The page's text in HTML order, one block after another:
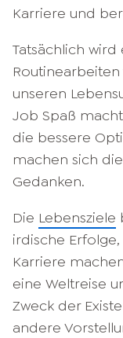
Karriere und
Tatsächlich
unseren
Job Spaß
die bessere
machen sich
Gedanken.
Die Lebensziele
irdische
Karriere
eine Weltreise
Zweck der
andere